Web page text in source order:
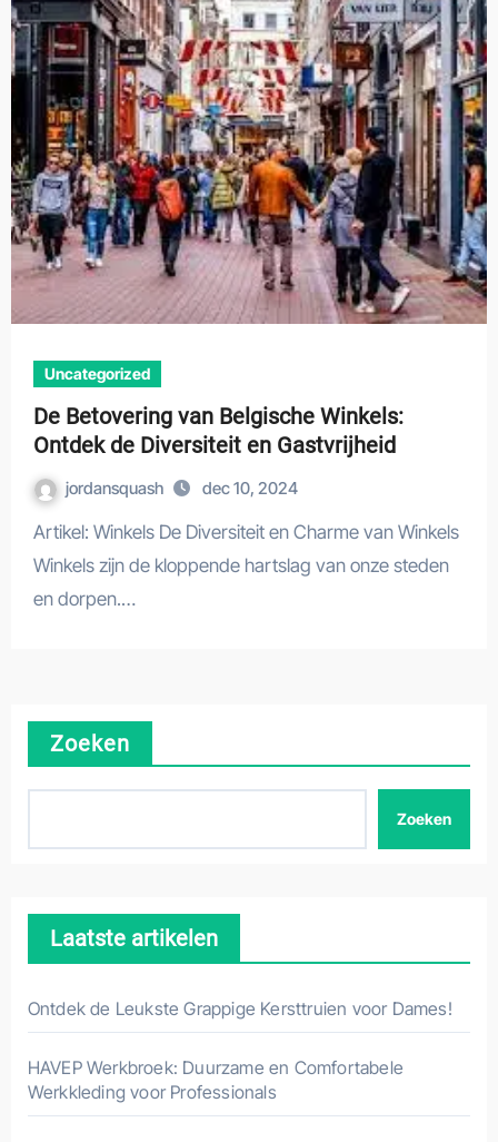
Uncategorized
De Betovering van Belgische Winkels:
Ontdek de Diversiteit en Gastvrijheid
jordansquash dec 10, 2024
Artikel: Winkels De Diversiteit en Charme van Winkels
Winkels zijn de kloppende hartslag van onze steden
en dorpen.…
Zoeken
Zoeken
Laatste artikelen
Ontdek de Leukste Grappige Kersttruien voor Dames!
HAVEP Werkbroek: Duurzame en Comfortabele
Werkkleding voor Professionals